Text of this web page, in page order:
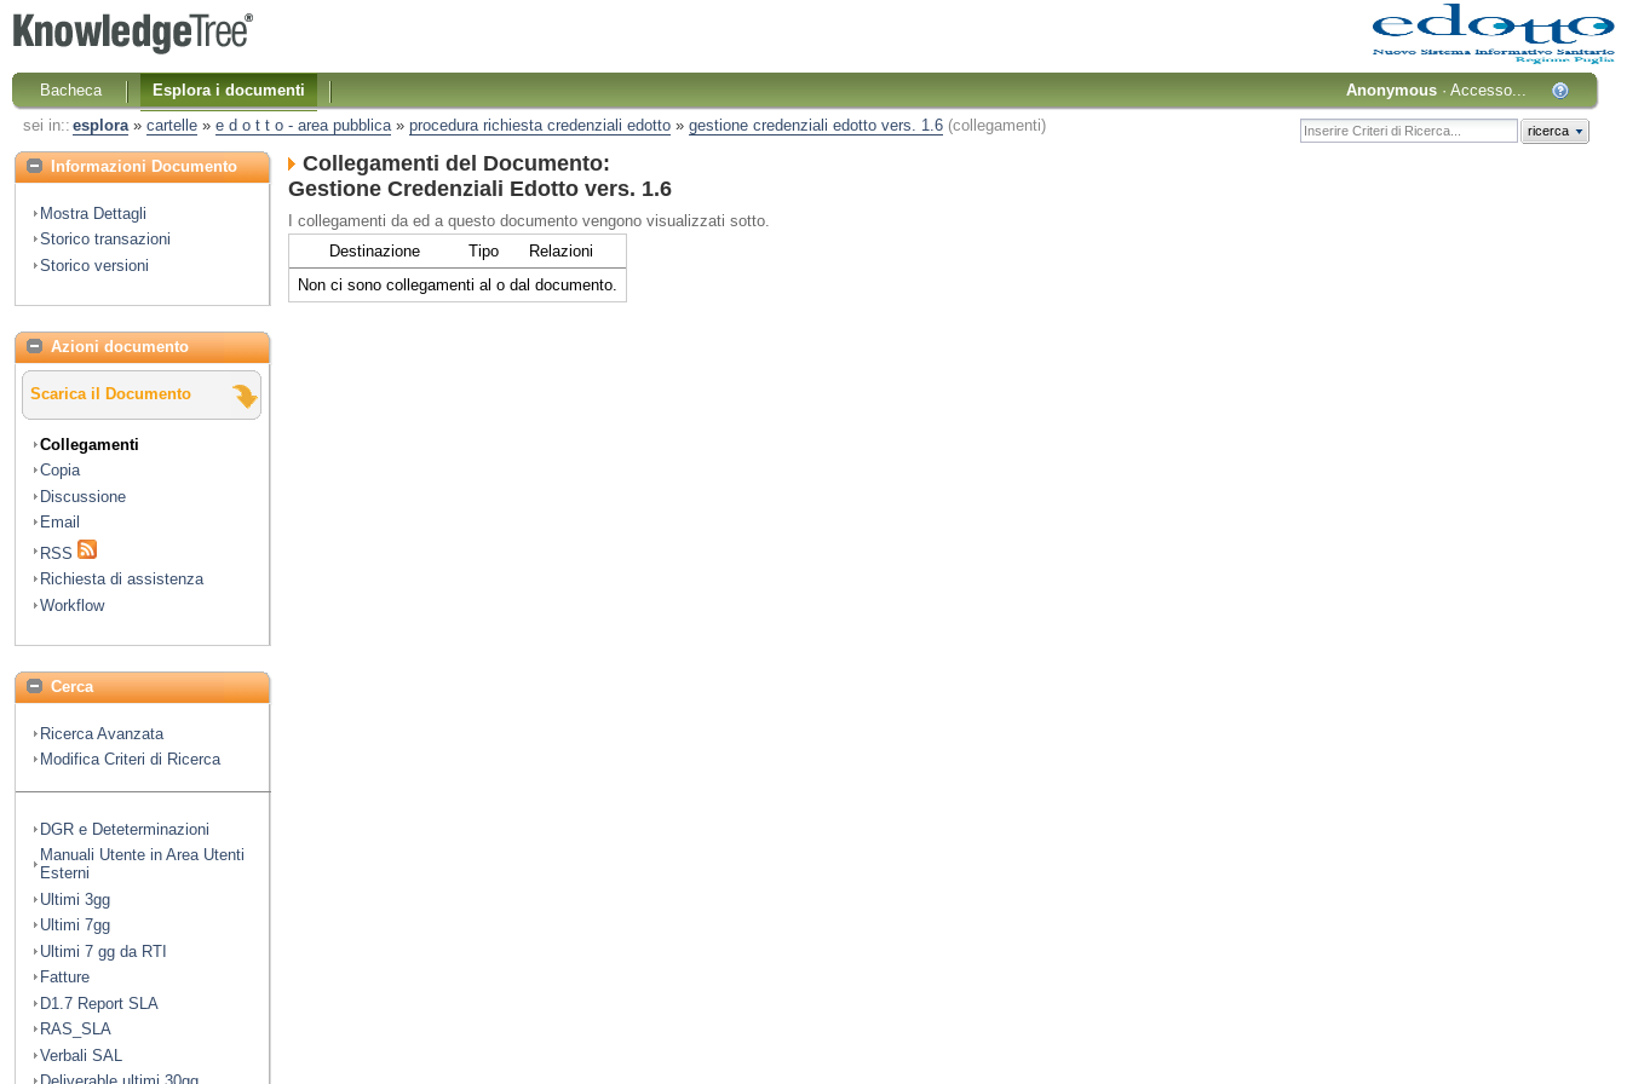
Bacheca Esplora i documenti Anonymous ·Accesso...
sei in:: esplora» cartelle» e d o t t o - area pubblica» procedura richiesta credenziali edotto» gestione credenziali edotto vers. 1.6 (collegamenti) ricerca
Informazioni Documento
Mostra Dettagli
Storico transazioni
Storico versioni
Azioni documento
Scarica il Documento
Collegamenti
Copia
Discussione
Email
RSS
Richiesta di assistenza
Workflow
Cerca
Ricerca Avanzata
Modifica Criteri di Ricerca
DGR e Deteterminazioni
Manuali Utente in Area Utenti
Esterni
Ultimi 3gg
Ultimi 7gg
Ultimi 7 gg da RTI
Fatture
D1.7 Report SLA
RAS_SLA
Verbali SAL
Collegamenti del Documento:
Gestione Credenziali Edotto vers. 1.6
I collegamenti da ed a questo documento vengono visualizzati sotto.
Destinazione
Tipo
Relazioni
Non ci sono collegamenti al o dal documento.